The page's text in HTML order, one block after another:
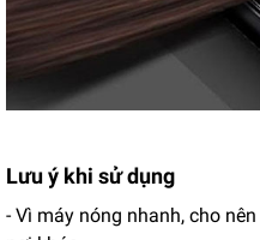
Lưu ý khi sử dụng
- Vì máy nóng nhanh, cho